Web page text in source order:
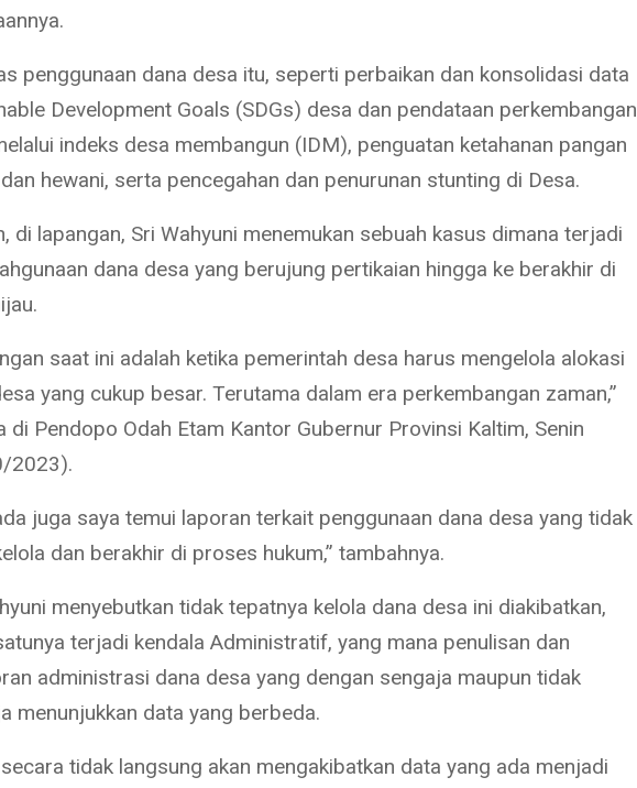
penggunaan dana desa itu, seperti perbaikan dan konsolidasi data
Development Goals (SDGs) desa dan pendataan perkembangan
indeks desa membangun (IDM), penguatan ketahanan pangan
hewani, serta pencegahan dan penurunan stunting di Desa.
di lapangan, Sri Wahyuni menemukan sebuah kasus dimana terjadi
dana desa yang berujung pertikaian hingga ke berakhir di
saat ini adalah ketika pemerintah desa harus mengelola alokasi
yang cukup besar. Terutama dalam era perkembangan zaman,”
di Pendopo Odah Etam Kantor Gubernur Provinsi Kaltim, Senin
2023).
juga saya temui laporan terkait penggunaan dana desa yang tidak
dan berakhir di proses hukum,” tambahnya.
menyebutkan tidak tepatnya kelola dana desa ini diakibatkan,
terjadi kendala Administratif, yang mana penulisan dan
administrasi dana desa yang dengan sengaja maupun tidak
menunjukkan data yang berbeda.
tidak langsung akan mengakibatkan data yang ada menjadi